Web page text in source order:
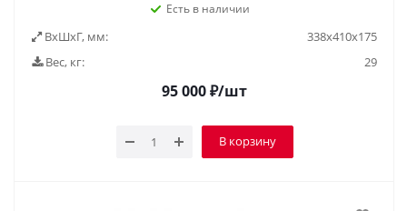
Есть в наличии
ВxШxГ, мм:
338x410x175
Вес, кг:
29
95 000₽/шт
В корзину